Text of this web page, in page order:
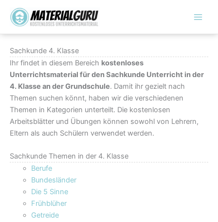
Inhalt
springen
Sachkunde 4. Klasse
Ihr findet in diesem Bereich kostenloses
Unterrichtsmaterial für den Sachkunde Unterricht in der
4. Klasse an der Grundschule. Damit ihr gezielt nach
Themen suchen könnt, haben wir die verschiedenen
Themen in Kategorien unterteilt. Die kostenlosen
Arbeitsblätter und Übungen können sowohl von Lehrern,
Eltern als auch Schülern verwendet werden.
Sachkunde Themen in der 4. Klasse
Berufe
Bundesländer
Die 5 Sinne
Frühblüher
Getreide